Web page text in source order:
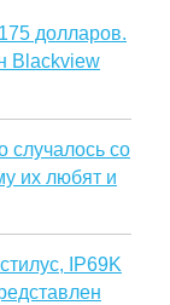
долларов.
Blackview
со
их любят и
IP69K